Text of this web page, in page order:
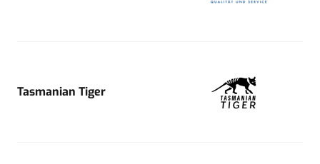
Tasmanian Tiger